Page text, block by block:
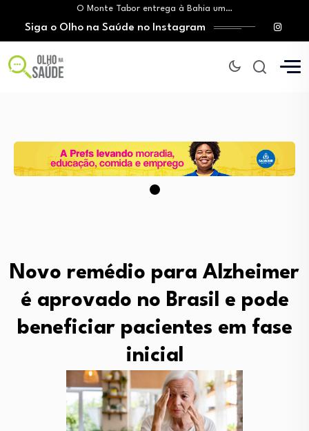
O Monte Tabor entrega à Bahia um…
Mitos sobre a testosterona colocam em risco…
Insanidade com criança vulnerável
Lei prorroga uso do FGTS em hospitais…
Brasil registra alta taxa de diagnósticos tardios…
Siga o Olho na Saúde no Instagram
Novo remédio para Alzheimer
é aprovado no Brasil e pode
beneficiar pacientes em fase
inicial